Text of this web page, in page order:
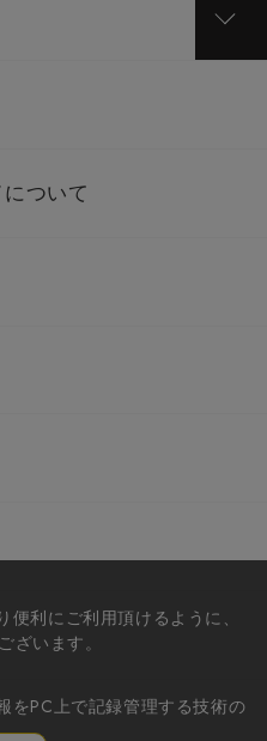
ついて
利にご利用頂けるように、
ざいます。
をPC上で記録管理する技術の